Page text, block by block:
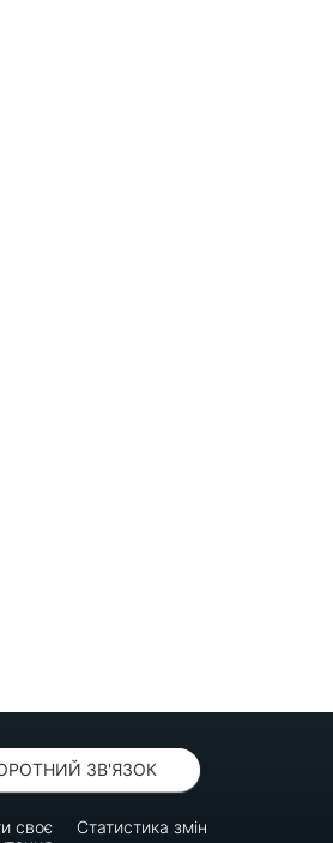
ЗВ'ЯЗОК
своє
Статистика змін